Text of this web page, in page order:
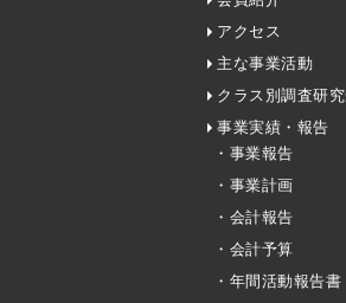
アクセス
主な事業活動
クラス別調査研
事業実績・報告
・事業報告
・事業計画
・会計報告
・会計予算
・年間活動報告書